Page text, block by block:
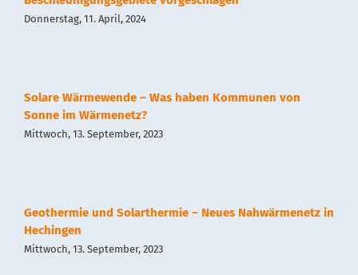
Datenschutz
Donnerstag, 11. April, 2024
Solare Wärmewende – Was haben Kommunen von
Sonne im Wärmenetz?
Mittwoch, 13. September, 2023
Geothermie und Solarthermie – Neues Nahwärmenetz in
Hechingen
Mittwoch, 13. September, 2023